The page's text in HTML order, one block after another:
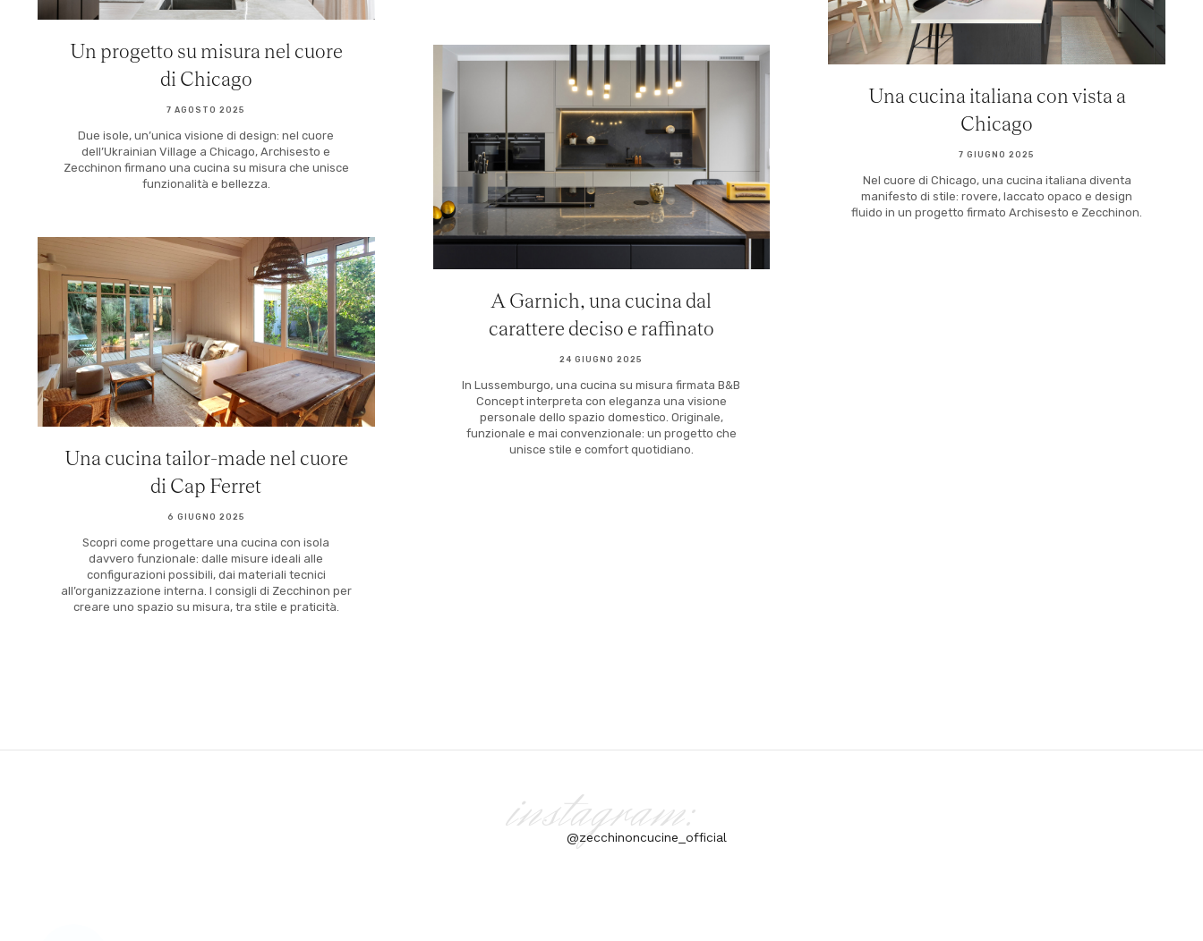
Un progetto su misura nel cuore
di Chicago
7 AGOSTO 2025
Due isole, un’unica visione di design: nel cuore
dell’Ukrainian Village a Chicago, Archisesto e
Zecchinon firmano una cucina su misura che unisce
funzionalità e bellezza.
A Garnich, una cucina dal
carattere deciso e raffinato
24 GIUGNO 2025
In Lussemburgo, una cucina su misura firmata B&B
Concept interpreta con eleganza una visione
personale dello spazio domestico. Originale,
funzionale e mai convenzionale: un progetto che
unisce stile e comfort quotidiano.
Una cucina italiana con vista a
Chicago
7 GIUGNO 2025
Nel cuore di Chicago, una cucina italiana diventa
manifesto di stile: rovere, laccato opaco e design
fluido in un progetto firmato Archisesto e Zecchinon.
Una cucina tailor-made nel cuore
di Cap Ferret
6 GIUGNO 2025
Scopri come progettare una cucina con isola
davvero funzionale: dalle misure ideali alle
configurazioni possibili, dai materiali tecnici
all’organizzazione interna. I consigli di Zecchinon per
creare uno spazio su misura, tra stile e praticità.
instagram:
@zecchinoncucine_official